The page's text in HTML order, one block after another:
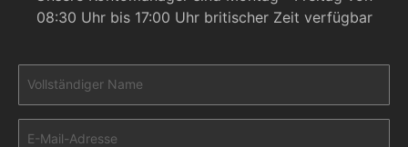
08:30 Uhr bis 17:00 Uhr britischer Zeit verfügbar
Vollständiger Name
E-Mail-Adresse